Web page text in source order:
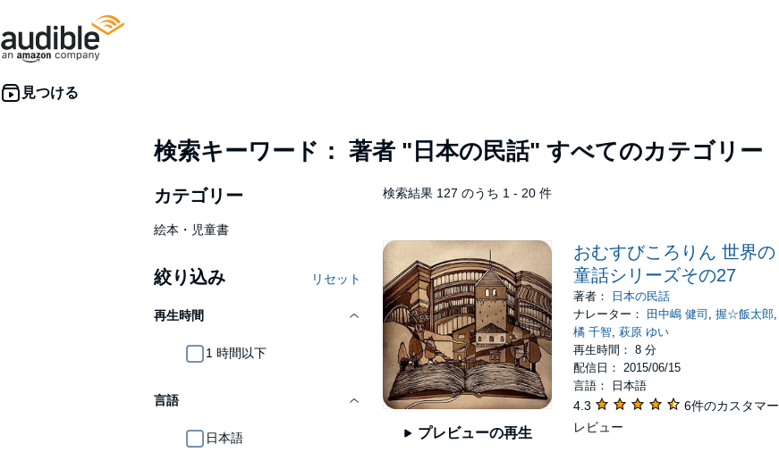
検索キーワード： 著者 "日本の民話" すべてのカテゴリー
カテゴリー
絵本・児童書
絞り込み リセット
再生時間
1 時間以下
言語
日本語
検索結果 127 のうち 1 - 20 件
プレビューの再生
おむすびころりん 世界の
童話シリーズその27
著者：
日本の民話
ナレーター：
田中嶋 健司 ,握☆飯太郎,
橘 千智,萩原 ゆい
再生時間： 8 分
配信日： 2015/06/15
言語： 日本語
4.3
6件のカスタマー
レビュー